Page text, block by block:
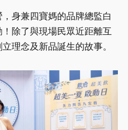
身兼四寶媽的品牌總監白
除了與現場民眾近距離互
理念及新品誕生的故事。